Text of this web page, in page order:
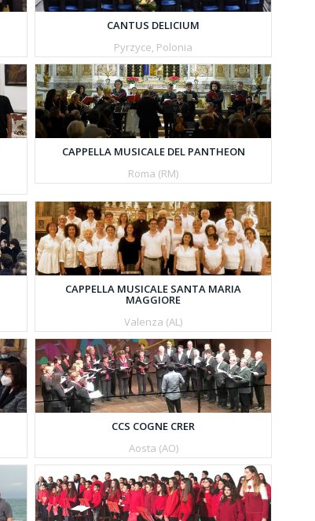
CANTUS DELICIUM
Pyrzyce, Polonia
CAPPELLA MUSICALE DEL PANTHEON
Roma (RM)
CAPPELLA MUSICALE SANTA MARIA
MAGGIORE
Valenza (AL)
CCS COGNE CRER
Aosta (AO)